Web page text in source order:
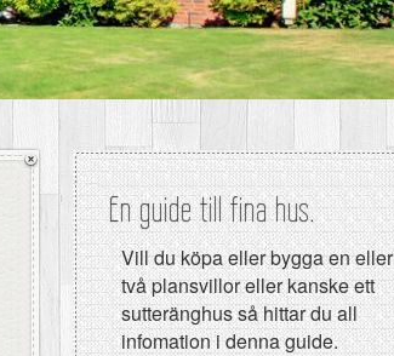
En guide till fina hus.
Vill du köpa eller bygga en eller
två plansvillor eller kanske ett
sutteränghus så hittar du all
infomation i denna guide.